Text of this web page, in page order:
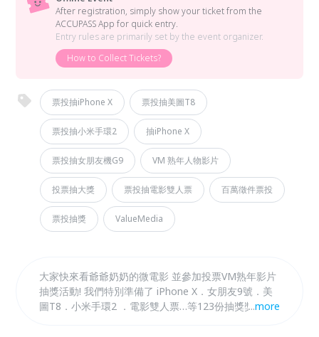
After registration, simply show your ticket from the
ACCUPASS App for quick entry.
Entry rules are primarily set by the event organizer.
How to Collect Tickets?
票投抽iPhone X 票投抽美圖T8
票投抽小米手環2 抽iPhone X
票投抽女朋友機G9 VM 熟年人物影片
投票抽大獎 票投抽電影雙人票 百萬徵件票投
票投抽獎 ValueMedia
大家快來看爺爺奶奶的微電影 並參加投票VM熟年影片
抽獎活動! 我們特別準備了 iPhone X．女朋友9號．美
圖T8．小米手環2 ．電影雙人票…等123份抽獎獎項，
...more